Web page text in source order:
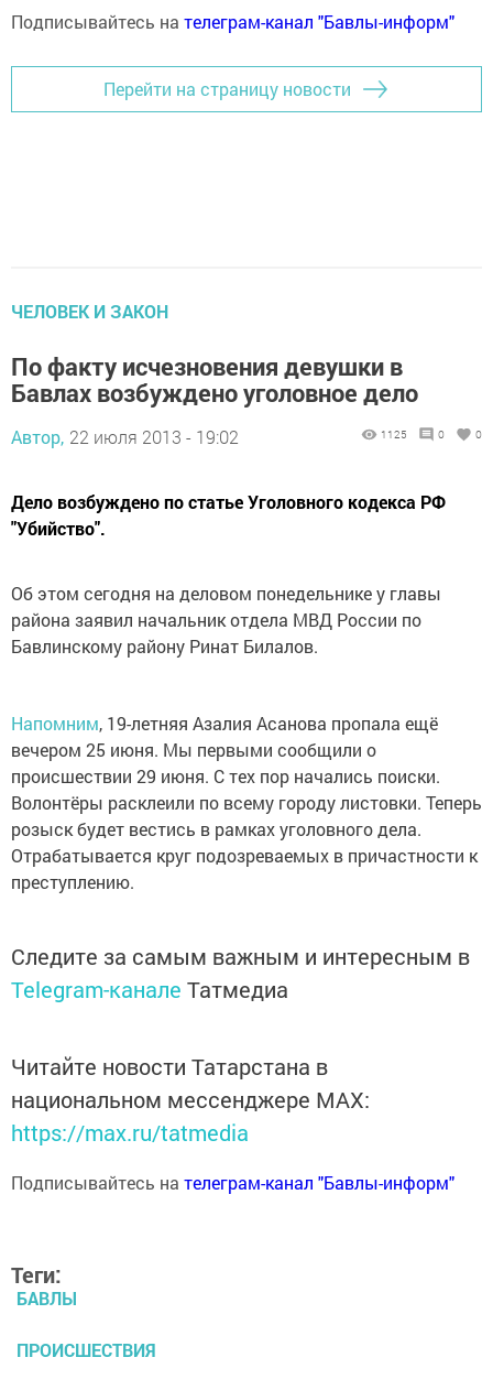
Подписывайтесь на телеграм-канал "Бавлы-информ"
Перейти на страницу новости
ЧЕЛОВЕК И ЗАКОН
По факту исчезновения девушки в
Бавлах возбуждено уголовное дело
Автор, 22 июля 2013 - 19:02 1125 0 0
Дело возбуждено по статье Уголовного кодекса РФ
"Убийство".
Об этом сегодня на деловом понедельнике у главы
района заявил начальник отдела МВД России по
Бавлинскому району Ринат Билалов.
Напомним, 19-летняя Азалия Асанова пропала ещё
вечером 25 июня. Мы первыми сообщили о
происшествии 29 июня. С тех пор начались поиски.
Волонтёры расклеили по всему городу листовки. Теперь
розыск будет вестись в рамках уголовного дела.
Отрабатывается круг подозреваемых в причастности к
преступлению.
Следите за самым важным и интересным в
Telegram-канале Татмедиа
Читайте новости Татарстана в
национальном мессенджере MАХ:
https://max.ru/tatmedia
Подписывайтесь на телеграм-канал "Бавлы-информ"
Теги:
БАВЛЫ
ПРОИСШЕСТВИЯ